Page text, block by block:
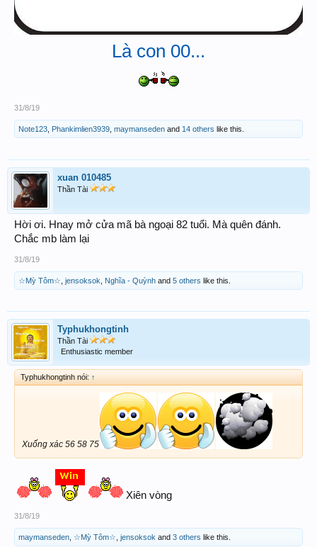
Là con 00...
31/8/19
Note123 Phankimlien3939 maymanseden and 14 others like this.
xuan 010485
Thần Tài
Hời ơi. Hnay mở cửa mã bà ngoại 82 tuổi. Mà quên đánh.
Chắc mb làm lại
31/8/19
☆Mỳ Tôm☆ jensoksok Nghĩa - Quỳnh and 5 others like this.
Typhukhongtinh
Thần Tài
Enthusiastic member
Typhukhongtinh nói: ↑
Xuống xác 56 58 75
Xiên vòng
31/8/19
maymanseden ☆Mỳ Tôm☆ jensoksok and 3 others like this.